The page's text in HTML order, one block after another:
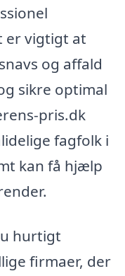
er vigtigt at
og affald
sikre optimal
pris.dk
fagfolk i
kan få hjælp
hurtigt
firmaer, der